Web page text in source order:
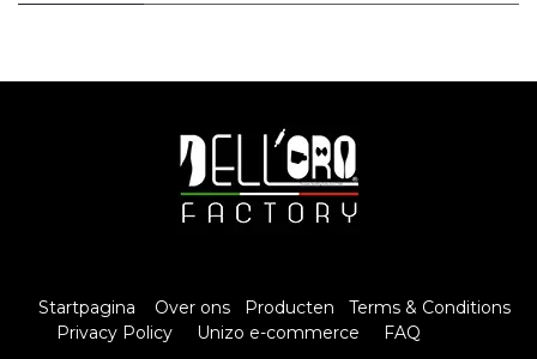
Startpagina Over ons Producten
Terms & Conditions
Privacy Policy
Unizo e-commerce FAQ